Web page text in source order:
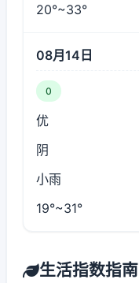
20°~33°
08月14日
0
优
阴
小雨
19°~31°
生活指数指南